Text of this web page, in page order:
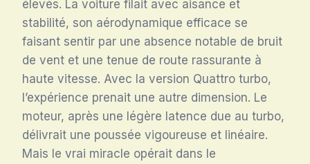
élevés. La voiture filait avec aisance et
stabilité, son aérodynamique efficace se
faisant sentir par une absence notable de bruit
de vent et une tenue de route rassurante à
haute vitesse. Avec la version Quattro turbo,
l’expérience prenait une autre dimension. Le
moteur, après une légère latence due au turbo,
délivrait une poussée vigoureuse et linéaire.
Mais le vrai miracle opérait dans le